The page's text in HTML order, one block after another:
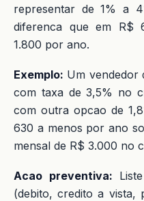
representar de 1% a
diferenca que em R$
1.800 por ano.
Exemplo: Um vendedor
com taxa de 3,5% no
com outra opcao de
630 a menos por ano
mensal de R$ 3.000 no
Acao preventiva:
(debito, credito a vista,